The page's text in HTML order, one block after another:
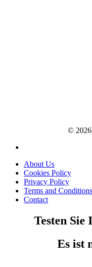
©
About Us
Cookies Policy
Privacy Policy
Terms and Conditions
Contact
Testen Sie
Es ist